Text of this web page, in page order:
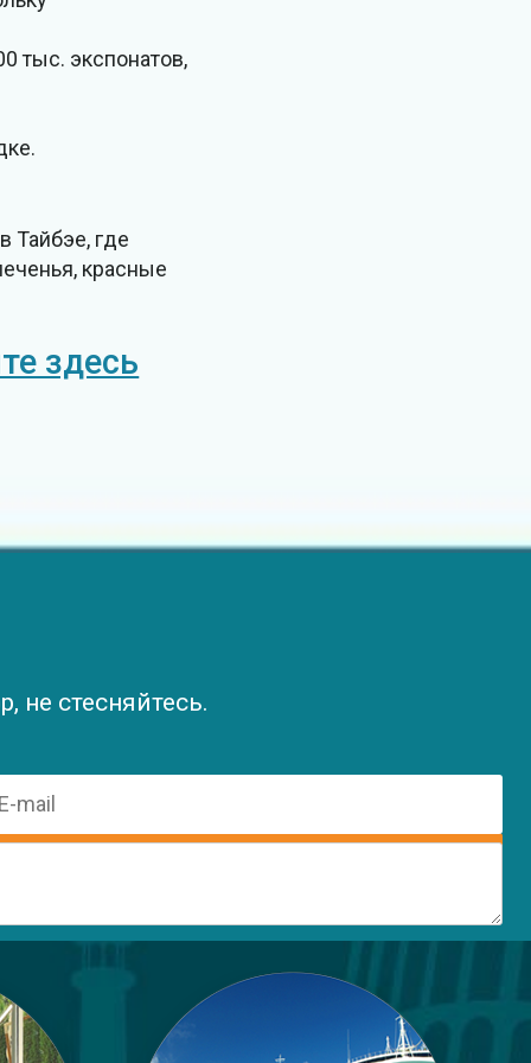
тыс. экспонатов,
Тайбэе, где
красные
здесь
стесняйтесь.